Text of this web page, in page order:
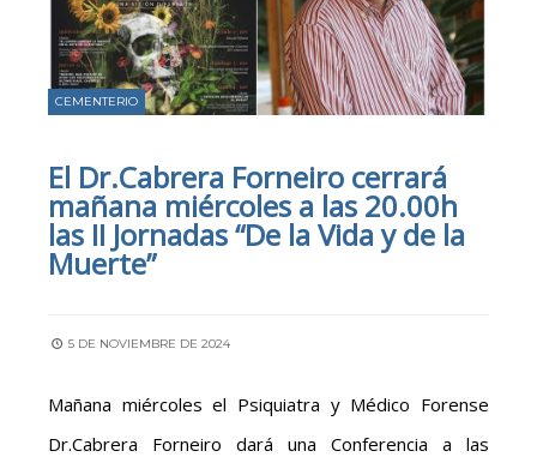
CEMENTERIO
El Dr.Cabrera Forneiro cerrará
mañana miércoles a las 20.00h
las II Jornadas “De la Vida y de la
Muerte”
5 DE NOVIEMBRE DE 2024
Mañana miércoles el Psiquiatra y Médico Forense
Dr.Cabrera Forneiro dará una Conferencia a las